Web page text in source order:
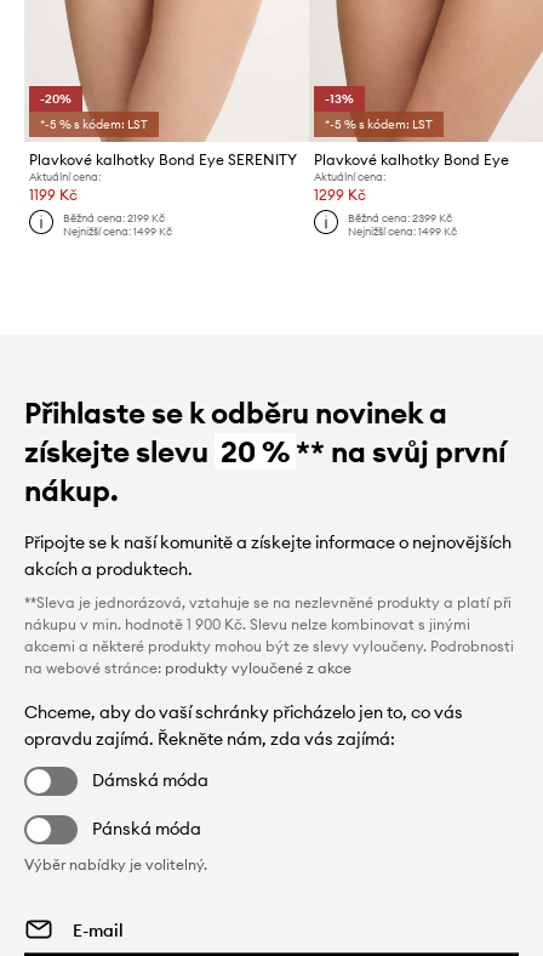
-20%
*-5 % s kódem: LST
Plavkové kalhotky Bond Eye SERENITY
Aktuální cena:
1199 Kč
Běžná cena:2199 Kč
Nejnižší cena:1499 Kč
-13%
*-5 % s kódem: LST
Plavkové kalhotky Bond Eye
Aktuální cena:
1299 Kč
Běžná cena: 2399 Kč
Nejnižší cena: 1499 Kč
Přihlaste se k odběru novinek a
získejte slevu 20 %** na svůj první
nákup.
Připojte se k naší komunitě a získejte informace o nejnovějších
akcích a produktech.
**Sleva je jednorázová, vztahuje se na nezlevněné produkty a platí při
nákupu v min. hodnotě 1 900 Kč. Slevu nelze kombinovat s jinými
akcemi a některé produkty mohou být ze slevy vyloučeny. Podrobnosti
na webové stránce: produkty vyloučené z akce
Chceme, aby do vaší schránky přicházelo jen to, co vás
opravdu zajímá. Řekněte nám, zda vás zajímá:
Dámská móda
Pánská móda
Výběr nabídky je volitelný.